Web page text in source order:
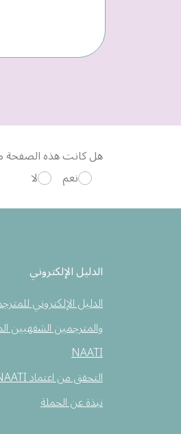
هل كانت هذه الصفحة
نعم
لا
الدليل الإلكتروني
الدليل الإلكتروني
والمترجمين الشفهيين
NAATI
التحقق من اعتماد NAATI
نبذة عن الحملة